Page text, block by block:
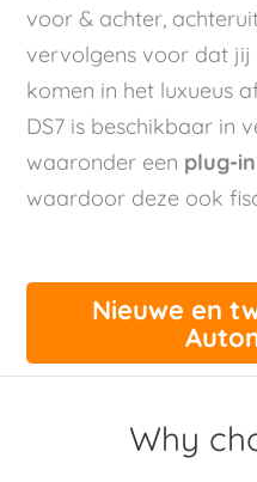
voor & achter,
vervolgens voor dat
komen in het luxueus
DS7 is beschikbaar in
waaronder een plug-
waardoor deze ook
Nieuwe en
Why